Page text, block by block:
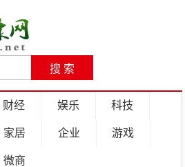
财经 娱乐 科技
家居 企业 游戏
微商